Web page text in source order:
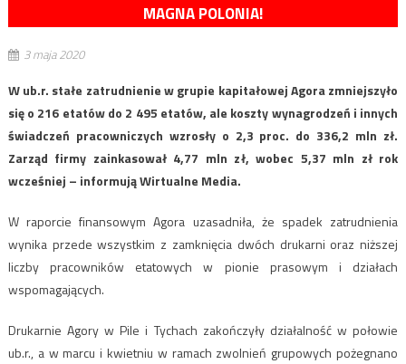
MAGNA POLONIA!
3 maja 2020
W ub.r. stałe zatrudnienie w grupie kapitałowej Agora zmniejszyło
się o 216 etatów do 2 495 etatów, ale koszty wynagrodzeń i innych
świadczeń pracowniczych wzrosły o 2,3 proc. do 336,2 mln zł.
Zarząd firmy zainkasował 4,77 mln zł, wobec 5,37 mln zł rok
wcześniej – informują Wirtualne Media.
W raporcie finansowym Agora uzasadniła, że spadek zatrudnienia
wynika przede wszystkim z zamknięcia dwóch drukarni oraz niższej
liczby pracowników etatowych w pionie prasowym i działach
wspomagających.
Drukarnie Agory w Pile i Tychach zakończyły działalność w połowie
ub.r., a w marcu i kwietniu w ramach zwolnień grupowych pożegnano